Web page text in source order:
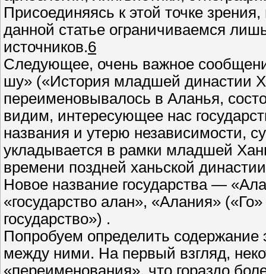
Присоединяясь к этой точке
данной статье ограничиваемся
источников.6
Следующее, очень важное
шу» («История младшей династии
переименовывалось в Аланья,
видим, интересующее нас
названия и утерю независимости,
укладывается в рамки младшей
времени поздней ханьской
Новое название государства —
«государство алан», «Алания»
государство») .
Попробуем определить
между ними. На первый взгляд,
«переименования», что гораздо